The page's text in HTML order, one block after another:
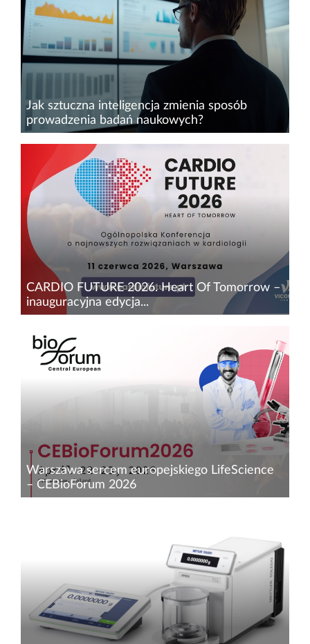
Jak sztuczna inteligencja zmienia sposób
prowadzenia badań naukowych?
Tematy dotyczące sztucznej inteligencji należały
do najczęściej powracających wątków podczas
konferencji Perspektywy Women in Tech
Summit 2026. Pojawiały się w dyskusjach o
programowaniu, analizie...
CARDIO FUTURE 2026. Heart Of Tomorrow –
inauguracyjna edycja...
pierwsza edycja konferencji CARDIO FUTURE–
Heart Of Tomorrow – jednodniowego
wydarzenia naukowego poświęconego
najważniejszym zmianom w kardiologii...
Warszawa sercem europejskiego LifeScience
– CEBioForum 2026
sprawą kolejnej edycji CEBioForum. Ponad 20
lat tradycji, setki uczestników z całej Europy i